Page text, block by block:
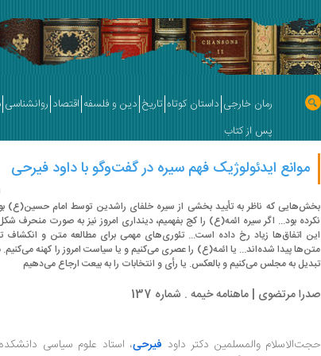
رمان خارجی داستان کوتاه تاریخ دین و فلسفه اقتصاد روانشناسی
پس از کتاب
موانع ایدئولوژیک فهم سیره در گفت‌وگو با داود فیرحی
بخش‌هایی که ناظر به تأیید بخشی از سیره خلفای راشدین توسط امام حسین(ع)
نکرده بود... اگر سیره ائمه(ع) را کج بفهمیم، دینداری امروز نیز به صورت منحرف
این اتفاق‌ها زیاد رخ داده است... تئوری‌های مهمی برای مطالعه متن و انکشاف
متن‌ها پیدا شده‌اند... یا ائمه(ع) را عصری می‌کنیم و یا سیاست‌ امروز را کهنه می‌کنیم.
تبدیل به مجلس می‌کنیم و بالعکس. یا رأی و انتخابات را به بیعت ارجاع می‌دهیم
صدرا مرتضوی | ماهنامه خیمه . شماره 137
حجت‌الاسلام والمسلمین دکتر داود فیرحی، استاد علوم سیاسی